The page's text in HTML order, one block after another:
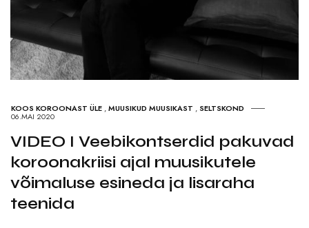
KOOS KOROONAST ÜLE ,MUUSIKUD MUUSIKAST , SELTSKOND
06.MAI 2020
VIDEO I Veebikontserdid pakuvad
koroonakriisi ajal muusikutele
võimaluse esineda ja lisaraha
teenida